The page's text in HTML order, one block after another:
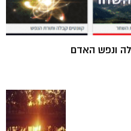
ונפש האדם